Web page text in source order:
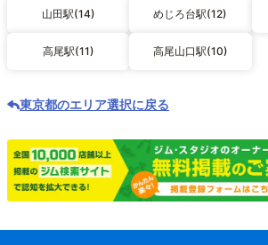
山田駅(14) めじろ台駅(12)
高尾駅(11) 高尾山口駅(10)
東京都のエリア選択に戻る